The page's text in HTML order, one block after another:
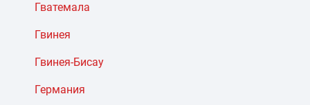
Гватемала
Гвинея
Гвинея-Бисау
Германия